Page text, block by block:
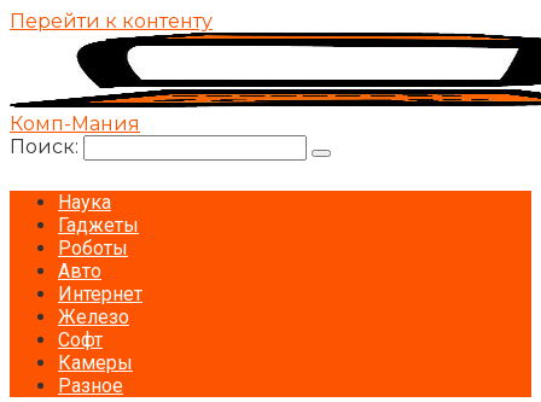
Перейти к контенту
Комп-Мания
Поиск:
Наука
Гаджеты
Роботы
Авто
Интернет
Железо
Софт
Камеры
Разное